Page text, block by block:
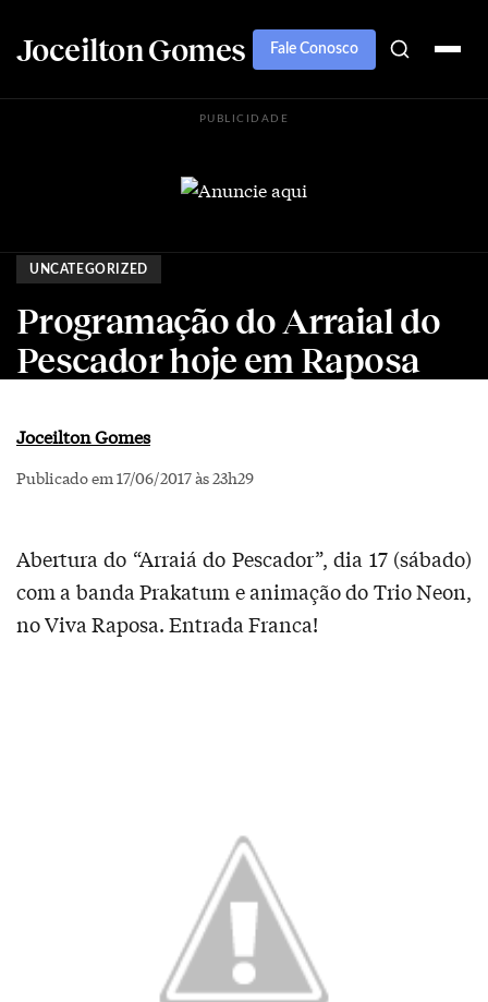
Joceilton Gomes Fale Conosco
PUBLICIDADE
UNCATEGORIZED
Programação do Arraial do
Pescador hoje em Raposa
Joceilton Gomes
Publicado em 17/06/2017 às 23h29
Abertura do “Arraiá do Pescador”, dia 17 (sábado)
com a banda Prakatum e animação do Trio Neon,
no Viva Raposa. Entrada Franca!